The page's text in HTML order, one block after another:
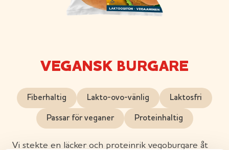
VEGANSK BURGARE
Fiberhaltig Lakto-ovo-vänlig Laktosfri
Passar för veganer Proteinhaltig
Vi stekte en läcker och proteinrik vegoburgare åt